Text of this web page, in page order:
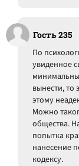
Гость 235
По
увиденное
вынести, то
этому
Можно
общества.
попытка
нанесение
кодексу.